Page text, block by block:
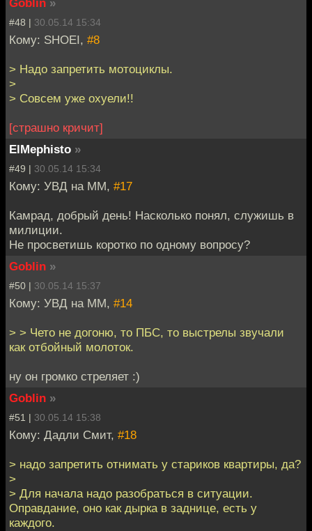
Goblin »
#48 | 30.05.14 15:34
Кому: SHOEI, #8
> Надо запретить мотоциклы.
>
> Совсем уже охуели!!
[страшно кричит]
ElMephisto »
#49 | 30.05.14 15:34
Кому: УВД на ММ, #17
Камрад, добрый день! Насколько понял, служишь в
милиции.
Не просветишь коротко по одному вопросу?
Goblin »
#50 | 30.05.14 15:37
Кому: УВД на ММ, #14
> > Чето не догоню, то ПБС, то выстрелы звучали
как отбойный молоток.
ну он громко стреляет :)
Goblin »
#51 | 30.05.14 15:38
Кому: Дадли Смит, #18
> надо запретить отнимать у стариков квартиры, да?
>
> Для начала надо разобраться в ситуации.
Оправдание, оно как дырка в заднице, есть у
каждого.